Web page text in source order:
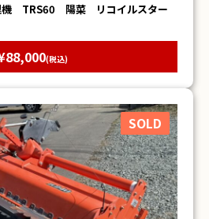
TRS60 陽菜 リコイルスター
(税込)
SOLD